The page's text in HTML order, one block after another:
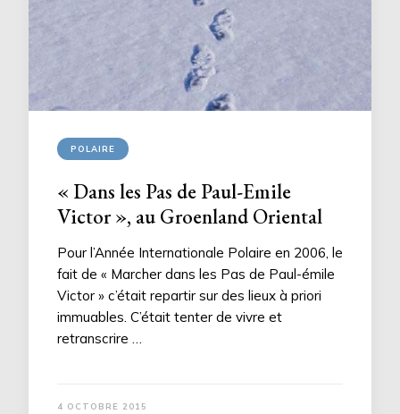
POLAIRE
« Dans les Pas de Paul-Emile
Victor », au Groenland Oriental
Pour l’Année Internationale Polaire en 2006, le
fait de « Marcher dans les Pas de Paul-émile
Victor » c’était repartir sur des lieux à priori
immuables. C’était tenter de vivre et
retranscrire …
4 OCTOBRE 2015